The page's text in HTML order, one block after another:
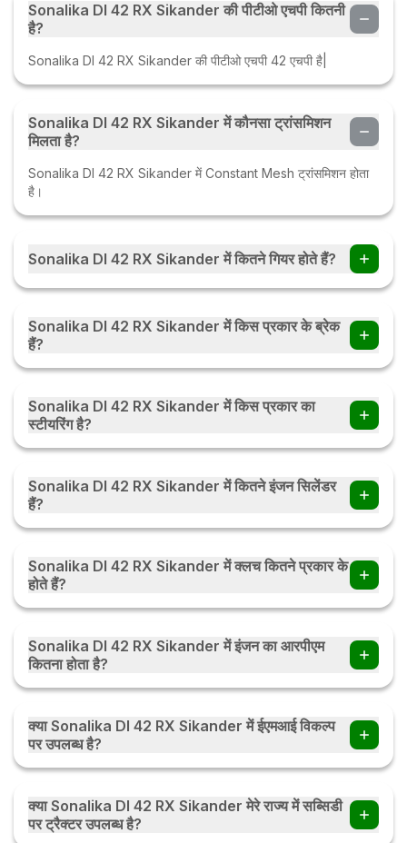
Sonalika DI 42 RX Sikander की पीटीओ एचपी कितनी
है?
Sonalika DI 42 RX Sikander की पीटीओ एचपी 42 एचपी है|
Sonalika DI 42 RX Sikander में कौनसा ट्रांसमिशन
मिलता है?
Sonalika DI 42 RX Sikander में Constant Mesh ट्रांसमिशन होता
है।
Sonalika DI 42 RX Sikander में कितने गियर होते हैं?
Sonalika DI 42 RX Sikander ट्रैक्टर में 8 Forward + 2
Sonalika DI 42 RX Sikander में किस प्रकार के ब्रेक
हैं?
Sonalika DI 42 RX Sikander में Dry Disc Brakes / Oil
Sonalika DI 42 RX Sikander में किस प्रकार का
स्टीयरिंग है?
Sonalika DI 42 RX Sikander में Manual / Power Steering हैं।
Sonalika DI 42 RX Sikander में कितने इंजन सिलेंडर
हैं?
Sonalika DI 42 RX Sikander में 3 इंजन सिलेंडर हैं।
Sonalika DI 42 RX Sikander में क्लच कितने प्रकार के
होते हैं?
Sonalika DI 42 RX Sikander में क्लच Dry Type Single / Dual
Sonalika DI 42 RX Sikander में इंजन का आरपीएम
कितना होता है?
Sonalika DI 42 RX Sikander में इंजन का 1800 होता हैं।
क्या Sonalika DI 42 RX Sikander में ईएमआई विकल्प
पर उपलब्ध है?
हाँ, आप Sonalika DI 42 RX Sikander ईएमआई विकल्प पर ट्रैक्टर
खरीद सकते हैं . आप मासिक / त्रैमासिक / या मौसमी ईएमआई पर ईएमआई
विकल्प की जाँच करें ईएमआई कैलकुलेटर
क्या Sonalika DI 42 RX Sikander मेरे राज्य में सब्सिडी
पर ट्रैक्टर उपलब्ध है?